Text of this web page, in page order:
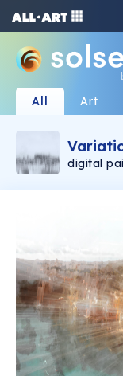
All Art
digital